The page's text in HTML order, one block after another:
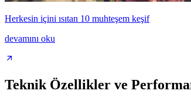
Herkesin içini ısıtan 10 muhteşem keşif
devamını oku
Teknik Özellikler ve